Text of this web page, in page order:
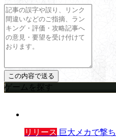
ゲームを探す
リリース 巨大メカで撃